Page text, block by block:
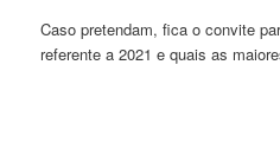
Caso pretendam, fica o convite
referente a 2021 e quais as